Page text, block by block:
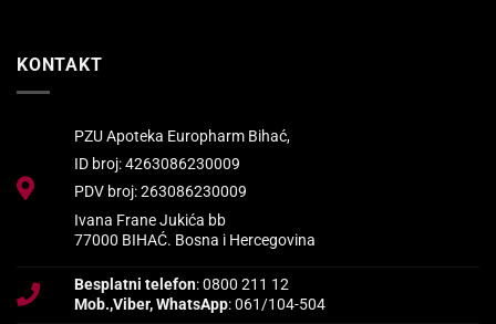
KONTAKT
PZU Apoteka Europharm Bihać,
ID broj: 4263086230009
PDV broj: 263086230009
Ivana Frane Jukića bb
77000 BIHAĆ. Bosna i Hercegovina
Besplatni telefon: 0800 211 12
Mob.,Viber, WhatsApp: 061/104-504